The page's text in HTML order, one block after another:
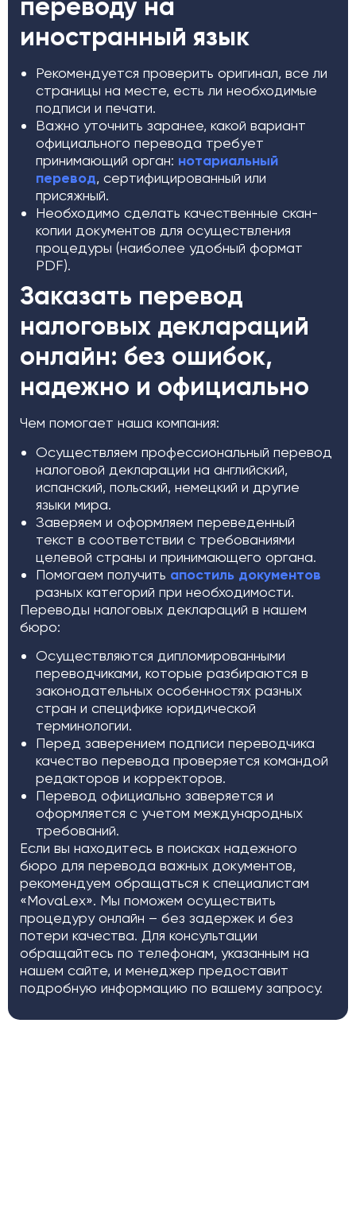
переводу на
иностранный язык
Рекомендуется проверить оригинал, все ли
страницы на месте, есть ли необходимые
подписи и печати.
Важно уточнить заранее, какой вариант
официального перевода требует
принимающий орган: нотариальный
перевод, сертифицированный или
присяжный.
Необходимо сделать качественные скан-
копии документов для осуществления
процедуры (наиболее удобный формат
PDF).
Заказать перевод
налоговых деклараций
онлайн: без ошибок,
надежно и официально
Чем помогает наша компания:
Осуществляем профессиональный перевод
налоговой декларации на английский,
испанский, польский, немецкий и другие
языки мира.
Заверяем и оформляем переведенный
текст в соответствии с требованиями
целевой страны и принимающего органа.
Помогаем получить апостиль документов
разных категорий при необходимости.
Переводы налоговых деклараций в нашем
бюро:
Осуществляются дипломированными
переводчиками, которые разбираются в
законодательных особенностях разных
стран и специфике юридической
терминологии.
Перед заверением подписи переводчика
качество перевода проверяется командой
редакторов и корректоров.
Перевод официально заверяется и
оформляется с учетом международных
требований.
Если вы находитесь в поисках надежного
бюро для перевода важных документов,
рекомендуем обращаться к специалистам
«MovaLex». Мы поможем осуществить
процедуру онлайн – без задержек и без
потери качества. Для консультации
обращайтесь по телефонам, указанным на
нашем сайте, и менеджер предоставит
подробную информацию по вашему запросу.